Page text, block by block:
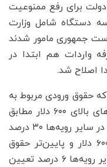
برای رفع ممنوعیت
دستگاه شامل وزارت
جمهوری مامور شدند
واردات هم ابتدا در
حقوق ورودی مربوط به
گوشی اپل در سال جاری برای گوشی‌های بالای ۶۰۰ دلار مطابق
قانون بودجه در رویه تجاری ۱۵ درصد و در سایر رویه‌ها ۳۰ درصد
تعیین شده و برای گوشی‌های اپل ۶۰۰ دلار و پایین‌تر حقوق
ورودی در رویه تجاری ۵ درصد و در سایر رویه‌ها ۶ درصد تعیین